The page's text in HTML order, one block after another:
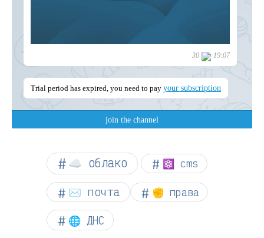
☁︎ облако ⚛ cms
✉️ почта ✊ права
🌐 ДНС